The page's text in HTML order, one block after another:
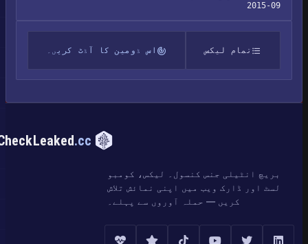
2015-09
تمام لیکس اس ڈومین کا آڈٹ کریں۔
CheckLeaked.cc
بریچ انٹیلی جنس کنسول۔ لیکس، کومبو
لسٹ اور ڈارک ویب میں اپنی نمائش تلاش
کریں — حملہ آوروں سے پہلے۔